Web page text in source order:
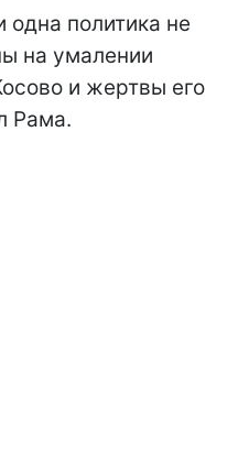
одна политика не
на умалении
и жертвы его
Рама.